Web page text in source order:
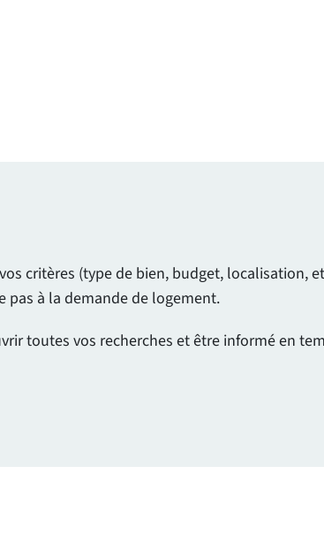
critères (type de bien, budget, localisation,
à la demande de logement.
toutes vos recherches et être informé en